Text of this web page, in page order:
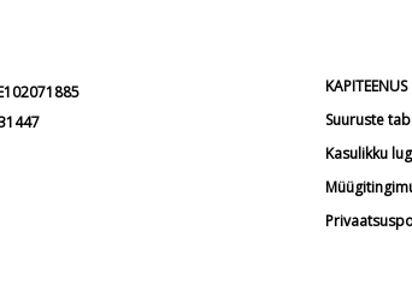
KAPITEENUS
Suuruste
Kasulikku